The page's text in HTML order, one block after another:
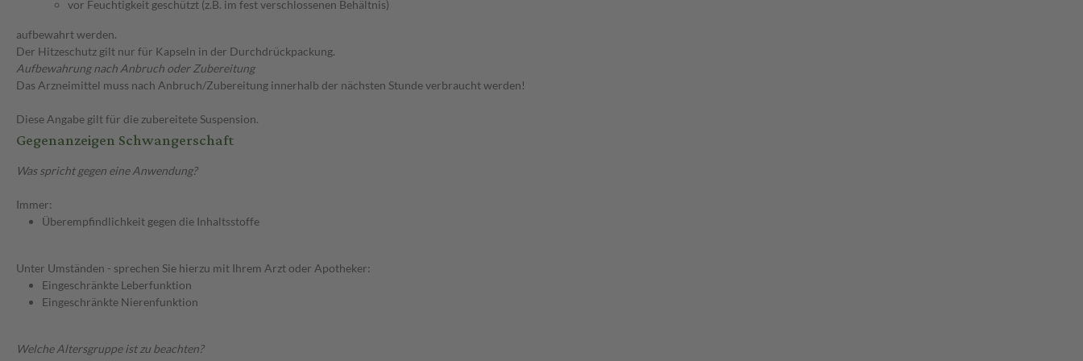
vor Feuchtigkeit geschützt (z.B. im fest verschlossenen Behältnis)
aufbewahrt werden.
Der Hitzeschutz gilt nur für Kapseln in der Durchdrückpackung.
Aufbewahrung nach Anbruch oder Zubereitung
Das Arzneimittel muss nach Anbruch/Zubereitung innerhalb der nächsten Stunde verbraucht werden!
Diese Angabe gilt für die zubereitete Suspension.
Gegenanzeigen Schwangerschaft
Was spricht gegen eine Anwendung?
Immer:
Überempfindlichkeit gegen die Inhaltsstoffe
Unter Umständen - sprechen Sie hierzu mit Ihrem Arzt oder Apotheker:
Eingeschränkte Leberfunktion
Eingeschränkte Nierenfunktion
Welche Altersgruppe ist zu beachten?